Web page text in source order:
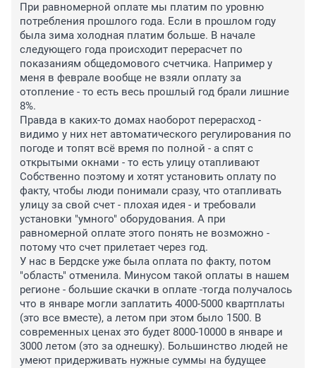
При равномерной оплате мы платим по уровню
потребления прошлого года. Если в прошлом году
была зима холодная платим больше. В начале
следующего года происходит перерасчет по
показаниям общедомового счетчика. Например у
меня в феврале вообще не взяли оплату за
отопление - то есть весь прошлый год брали лишние
8%.
Правда в каких-то домах наоборот перерасход -
видимо у них нет автоматического регулирования по
погоде и топят всё время по полной - а спят с
открытыми окнами - то есть улицу отапливают
Собственно поэтому и хотят установить оплату по
факту, чтобы люди понимали сразу, что отапливать
улицу за свой счет - плохая идея - и требовали
установки "умного" оборудования. А при
равномерной оплате этого понять не возможно -
потому что счет прилетает через год.
У нас в Бердске уже была оплата по факту, потом
"область" отменила. Минусом такой оплаты в нашем
регионе - большие скачки в оплате -тогда получалось
что в январе могли заплатить 4000-5000 квартплаты
(это все вместе), а летом при этом было 1500. В
современных ценах это будет 8000-10000 в январе и
3000 летом (это за однешку). Большинство людей не
умеют придерживать нужные суммы на будущее